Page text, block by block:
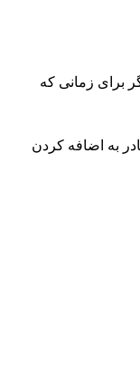
برای زمانی که
به اضافه کردن